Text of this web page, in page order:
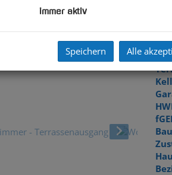
Wohnzimmer
WC
immer aktiv
Speichern Alle